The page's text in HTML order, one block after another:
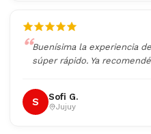
Buenísima la experiencia
súper rápido. Ya
S Sofi G.
Jujuy